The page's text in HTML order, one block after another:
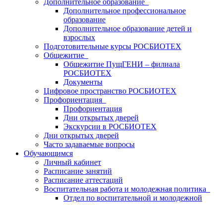
Дополнительное образование
Дополнительное профессиональное
образование
Дополнительное образование детей и
взрослых
Подготовительные курсы РОСБИОТЕХ
Общежитие
Общежитие ПущГЕНИ – филиала
РОСБИОТЕХ
Документы
Цифровое пространство РОСБИОТЕХ
Профориентация
Профориентация
Дни открытых дверей
Экскурсии в РОСБИОТЕХ
Дни открытых дверей
Часто задаваемые вопросы
Обучающимся
Личный кабинет
Расписание занятий
Расписание аттестаций
Воспитательная работа и молодежная политика
Отдел по воспитательной и молодежной